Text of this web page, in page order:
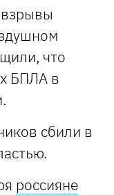
что
БПЛА в
сбили в
россияне